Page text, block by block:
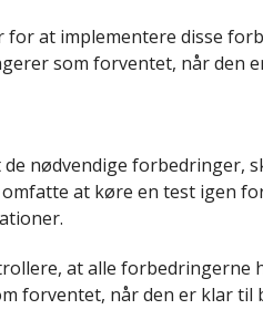
for at implementere disse
som forventet, når den
nødvendige forbedringer,
at køre en test igen
at alle forbedringerne
forventet, når den er klar til